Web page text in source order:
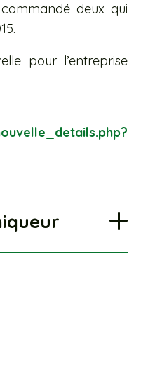
deux qui
pour l’entreprise